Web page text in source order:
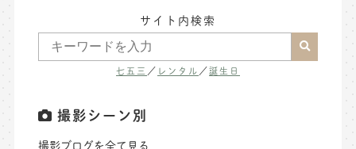
サイト内検索
七五三 ／ レンタル ／誕生日
撮影シーン別
撮影ブログを全て見る